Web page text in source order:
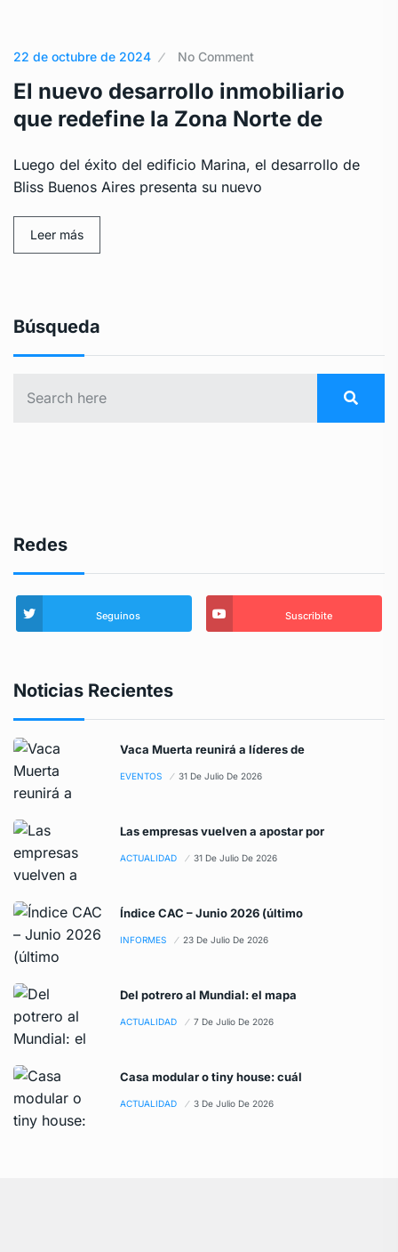
22 de octubre de 2024 No Comment
El nuevo desarrollo inmobiliario
que redefine la Zona Norte de
Luego del éxito del edificio Marina, el desarrollo de
Bliss Buenos Aires presenta su nuevo
Leer más
Búsqueda
Redes
Seguinos Suscribite
Noticias Recientes
Vaca Muerta reunirá a líderes de
EVENTOS 31 De Julio De 2026
Las empresas vuelven a apostar por
ACTUALIDAD 31 De Julio De 2026
Índice CAC – Junio 2026 (último
INFORMES 23 De Julio De 2026
Del potrero al Mundial: el mapa
ACTUALIDAD 7 De Julio De 2026
Casa modular o tiny house: cuál
ACTUALIDAD 3 De Julio De 2026